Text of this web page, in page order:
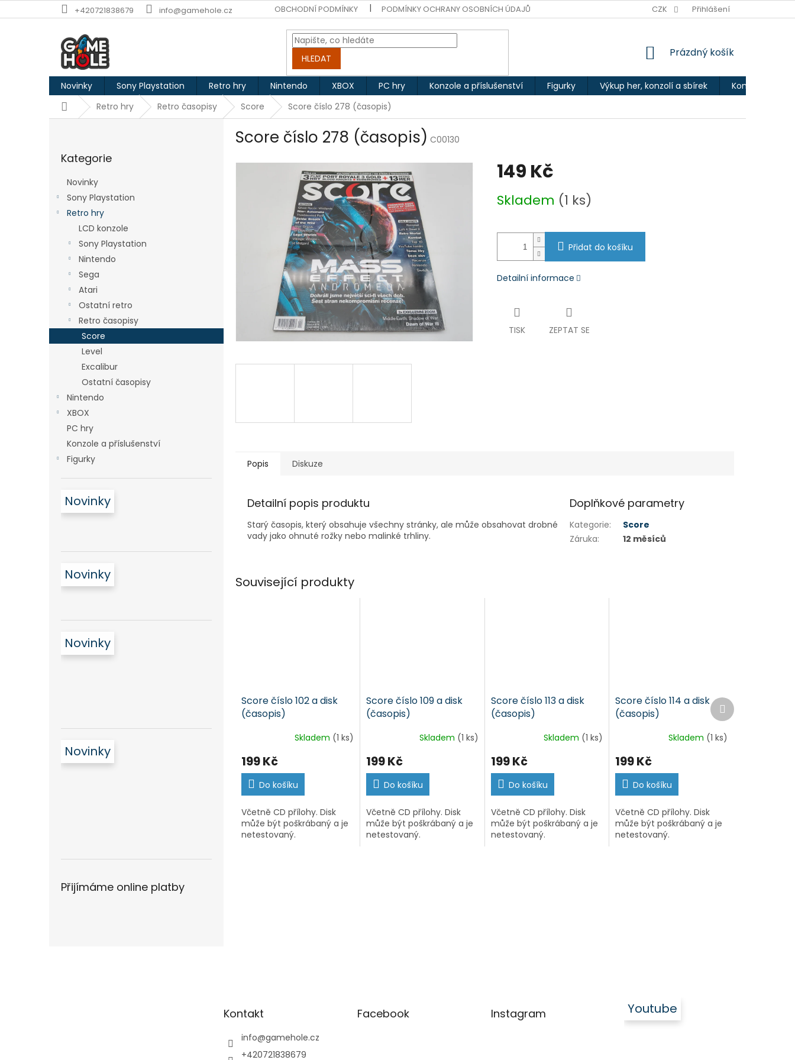
na
+420721838679 info@gamehole.cz OBCHODNÍ PODMÍNKY PODMÍNKY OCHRANY OSOBNÍCH ÚDAJŮ CZK Přihlášení
HLEDAT
NÁKUPNÍ
Prázdný košík
Novinky Sony Playstation Retro hry Nintendo XBOX PC hry Konzole a příslušenství Figurky Výkup her, konzolí a sbírek Kontakty
DomůRetro hry Retro časopisy Score Score číslo 278 (časopis)
kategorie
Kategorie
Novinky
Sony Playstation
Retro hry
LCD konzole
Sony Playstation
Nintendo
Sega
Atari
Ostatní retro
Retro časopisy
Score
Level
Excalibur
Ostatní časopisy
Nintendo
XBOX
PC hry
Konzole a příslušenství
Figurky
Novinky
Novinky
Novinky
Novinky
Přijímáme online platby
Score číslo 278 (časopis) C00130
149 Kč
cena:
Skladem (1 ks)
Přidat do košíku
Detailní informace
TISK ZEPTAT SE
Popis Diskuze
Detailní popis produktu
Starý časopis, který obsahuje všechny stránky, ale může obsahovat drobné
vady jako ohnuté rožky nebo malinké trhliny.
Doplňkové parametry
Kategorie:
Score
Záruka: 12 měsíců
Související produkty
Score číslo 102 a disk
(časopis)
Skladem (1 ks)
199 Kč
Do košíku
Včetně CD přílohy. Disk
může být poškrábaný a je
netestovaný.
Score číslo 109 a disk
(časopis)
Skladem (1 ks)
199 Kč
Do košíku
Včetně CD přílohy. Disk
může být poškrábaný a je
netestovaný.
Score číslo 113 a disk
(časopis)
Skladem (1 ks)
199 Kč
Do košíku
Včetně CD přílohy. Disk
může být poškrábaný a je
netestovaný.
Score číslo 114 a disk
(časopis)
Skladem (1 ks)
199 Kč
Do košíku
Včetně CD přílohy. Disk
může být poškrábaný a je
netestovaný.
Další
produkt
Kontakt
info@gamehole.cz
+420721838679
Facebook Instagram Youtube